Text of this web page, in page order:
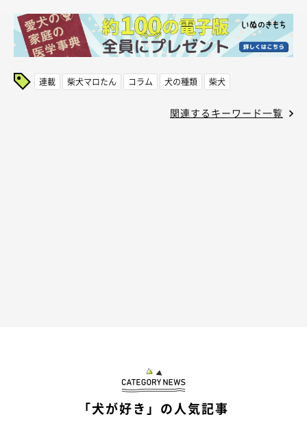
連載 柴犬マロたん コラム 犬の種類 柴犬
関連するキーワード一覧
「犬が好き」の人気記事